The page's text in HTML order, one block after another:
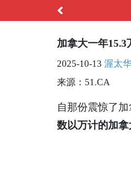
加拿大一年15.3
2025-10-13 渥太
来源：51.CA
自那份震惊了
数以万计的加拿